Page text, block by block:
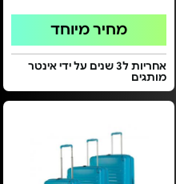
מחיר מיוחד
אחריות ל3 שנים על ידי אינטר
מותגים